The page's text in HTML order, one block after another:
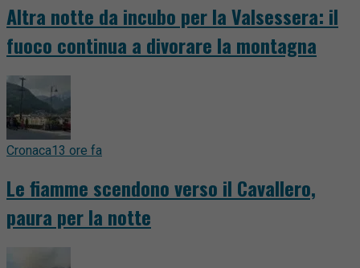
Altra notte da incubo per la Valsessera: il
fuoco continua a divorare la montagna
Cronaca13 ore fa
Le fiamme scendono verso il Cavallero,
paura per la notte